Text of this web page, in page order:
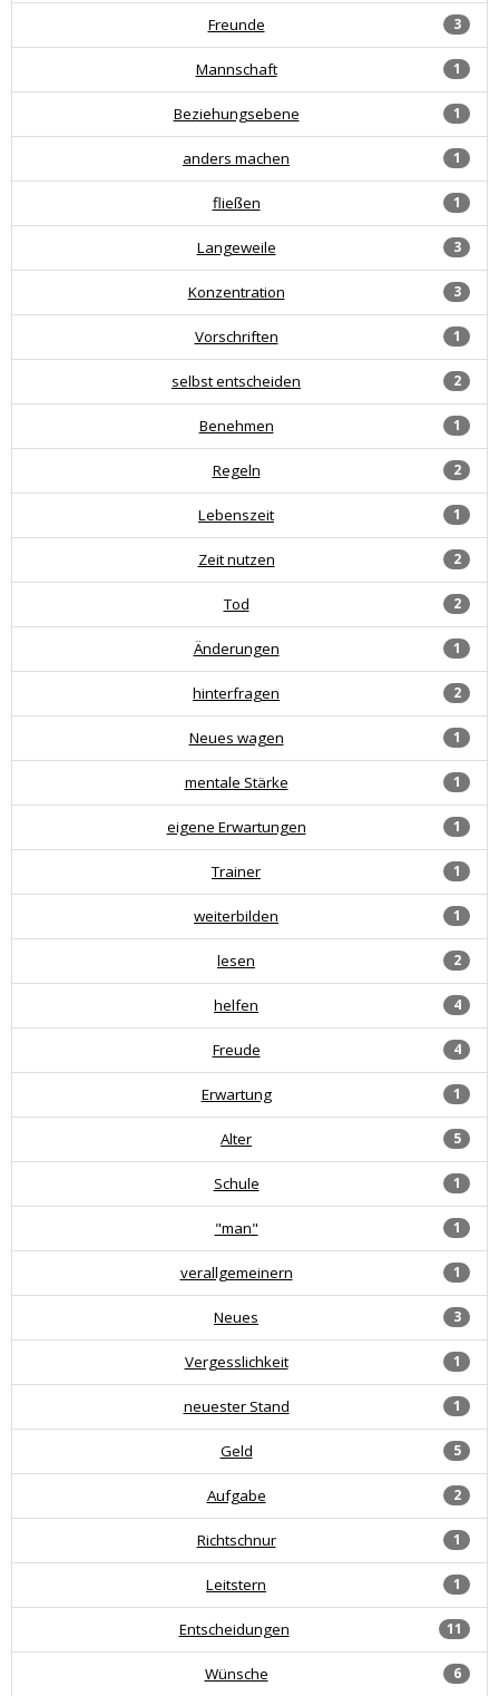
3
Freunde
1
Mannschaft
1
Beziehungsebene
1
anders machen
1
fließen
3
Langeweile
3
Konzentration
1
Vorschriften
2
selbst entscheiden
1
Benehmen
2
Regeln
1
Lebenszeit
2
Zeit nutzen
2
Tod
1
Änderungen
2
hinterfragen
1
Neues wagen
1
mentale Stärke
1
eigene Erwartungen
1
Trainer
1
weiterbilden
2
lesen
4
helfen
4
Freude
1
Erwartung
5
Alter
1
Schule
1
"man"
1
verallgemeinern
3
Neues
1
Vergesslichkeit
1
neuester Stand
5
Geld
2
Aufgabe
1
Richtschnur
1
Leitstern
11
Entscheidungen
6
Wünsche